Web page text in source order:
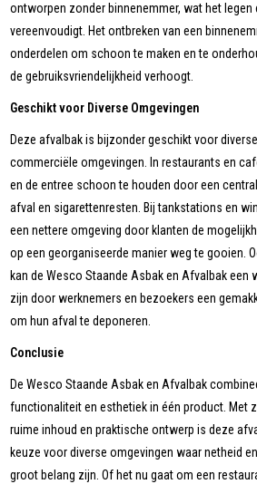
ontworpen zonder binnenemmer, wat het legen
vereenvoudigt. Het ontbreken van een
onderdelen om schoon te maken en te
de gebruiksvriendelijkheid verhoogt.
Geschikt voor Diverse Omgevingen
Deze afvalbak is bijzonder geschikt voor
commerciële omgevingen. In restaurants en
en de entree schoon te houden door een
afval en sigarettenresten. Bij tankstations en
een nettere omgeving door klanten de
op een georganiseerde manier weg te gooien.
kan de Wesco Staande Asbak en Afvalbak een
zijn door werknemers en bezoekers een
om hun afval te deponeren.
Conclusie
De Wesco Staande Asbak en Afvalbak
functionaliteit en esthetiek in één product. Met
ruime inhoud en praktische ontwerp is deze
keuze voor diverse omgevingen waar netheid
groot belang zijn. Of het nu gaat om een